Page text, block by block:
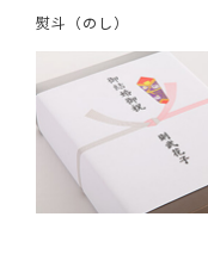
熨斗（のし）